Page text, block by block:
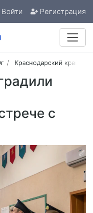
Войти Регистрация
Краснодарский край
с